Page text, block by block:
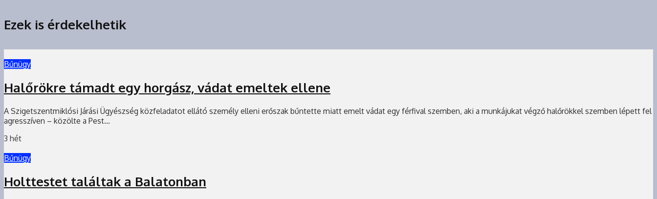
Ezek is érdekelhetik
Bűnügy
Halőrökre támadt egy horgász, vádat emeltek ellene
A Szigetszentmiklósi Járási Ügyészség közfeladatot ellátó személy elleni erőszak bűntette miatt emelt vádat egy férfival szemben, aki a munkájukat végző halőrökkel szemben lépett fel
agresszíven – közölte a Pest...
3 hét
Bűnügy
Holttestet találtak a Balatonban